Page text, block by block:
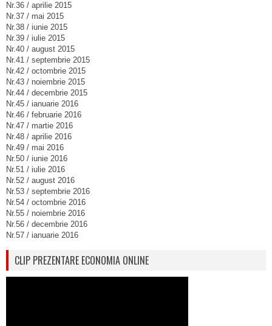
Nr.36 / aprilie 2015
Nr.37 / mai 2015
Nr.38 / iunie 2015
Nr.39 / iulie 2015
Nr.40 / august 2015
Nr.41 / septembrie 2015
Nr.42 / octombrie 2015
Nr.43 / noiembrie 2015
Nr.44 / decembrie 2015
Nr.45 / ianuarie 2016
Nr.46 / februarie 2016
Nr.47 / martie 2016
Nr.48 / aprilie 2016
Nr.49 / mai 2016
Nr.50 / iunie 2016
Nr.51 / iulie 2016
Nr.52 / august 2016
Nr.53 / septembrie 2016
Nr.54 / octombrie 2016
Nr.55 / noiembrie 2016
Nr.56 / decembrie 2016
Nr.57 / ianuarie 2016
CLIP PREZENTARE ECONOMIA ONLINE